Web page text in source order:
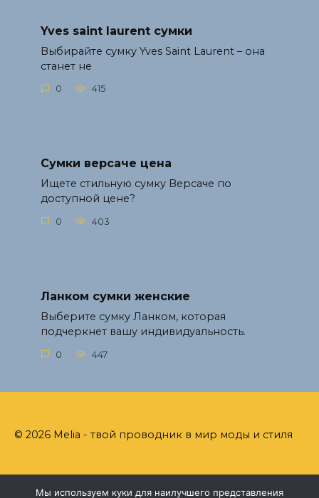
Yves saint laurent сумки
Выбирайте сумку Yves Saint Laurent – она
станет не
0 415
Сумки версаче цена
Ищете стильную сумку Версаче по
доступной цене?
0 403
Ланком сумки женские
Выберите сумку Ланком, которая
подчеркнет вашу индивидуальность.
0 447
© 2026 Melia - твой проводник в мир моды и стиля
Мы используем куки для наилучшего представления